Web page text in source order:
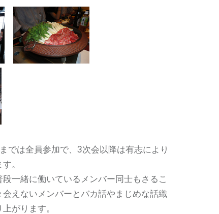
では全員参加で、3次会以降は有志により
。
一緒に働いているメンバー同士もさるこ
会えないメンバーとバカ話やまじめな話織
がります。